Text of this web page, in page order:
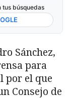
tus búsquedas
Sánchez,
para
por el que
Consejo de